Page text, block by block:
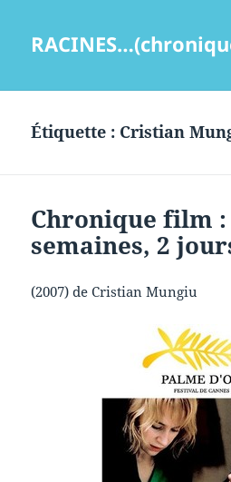
Étiquette : Cristian
Chronique film :
semaines, 2
(2007) de Cristian Mungiu